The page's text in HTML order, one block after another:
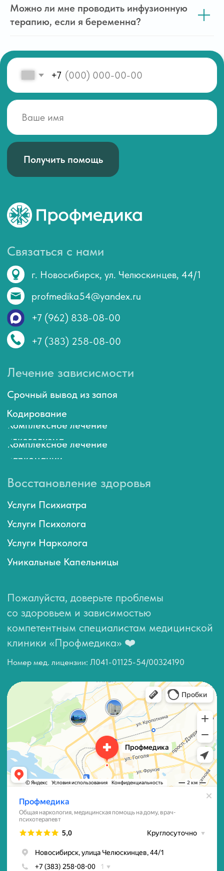
Можно ли мне проводить инфузионную
терапию, если я беременна?